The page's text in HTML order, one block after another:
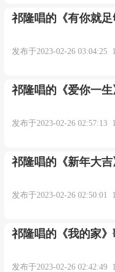
歌词编辑：薰风
QQ：980920533
一声再见能承受
两颗心就此一刀
曾以为有缘的人
祁隆唱的《有你就足
发布于2023-02-26 03:04:25
祁隆唱的《爱你一生
发布于2023-02-26 02:57:13
祁隆唱的《新年大吉
发布于2023-02-26 02:50:01
祁隆唱的《我的家》
发布于2023-02-26 02:42:49